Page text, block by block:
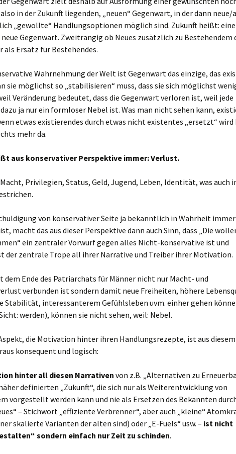
in der Zukunft liegenden, „neuen“ Gegenwart, in der dann neue/
„gewollte“ Handlungsoptionen möglich sind. Zukunft heißt: eine
Gegenwart. Zweitrangig ob Neues zusätzlich zu Bestehendem
als Ersatz für Bestehendes.
Wahrnehmung der Welt ist Gegenwart das einzige, das
sie möglichst so „stabilisieren“ muss, dass sie sich möglichst
Veränderung bedeutet, dass die Gegenwart verloren ist, weil jede
ja nur ein formloser Nebel ist. Was man nicht sehen kann,
etwas existierendes durch etwas nicht existentes „ersetzt“
mehr da.
aus konservativer Perspektive immer: Verlust.
Privilegien, Status, Geld, Jugend, Leben, Identität, was auch
von konservativer Seite ja bekanntlich in Wahrheit
macht das aus dieser Perspektive dann auch Sinn, dass „Die
ein zentraler Vorwurf gegen alles Nicht-konservative ist und
der zentrale Trope all ihrer Narrative und Treiber ihrer Motivation.
dem Ende des Patriarchats für Männer nicht nur Macht- und
verbunden ist sondern damit neue Freiheiten, höhere
Stabilität, interessanterem Gefühlsleben uvm. einher gehen
werden), können sie nicht sehen, weil: Nebel.
die Motivation hinter ihren Handlungsrezepte, ist aus diesem
konsequent und logisch:
hinter all diesen Narrativen von z.B. „Alternativen zu
definierten „Zukunft“, die sich nur als Weiterentwicklung von
vorgestellt werden kann und nie als Ersetzen des Bekannten
– Stichwort „effiziente Verbrenner“, aber auch „kleine“
skalierte Varianten der alten sind) oder „E-Fuels“ usw. – ist nicht
sondern einfach nur Zeit zu schinden.